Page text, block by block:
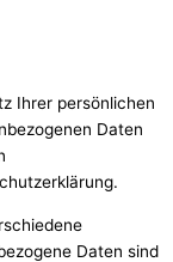
Ihrer persönlichen
Daten
Daten sind